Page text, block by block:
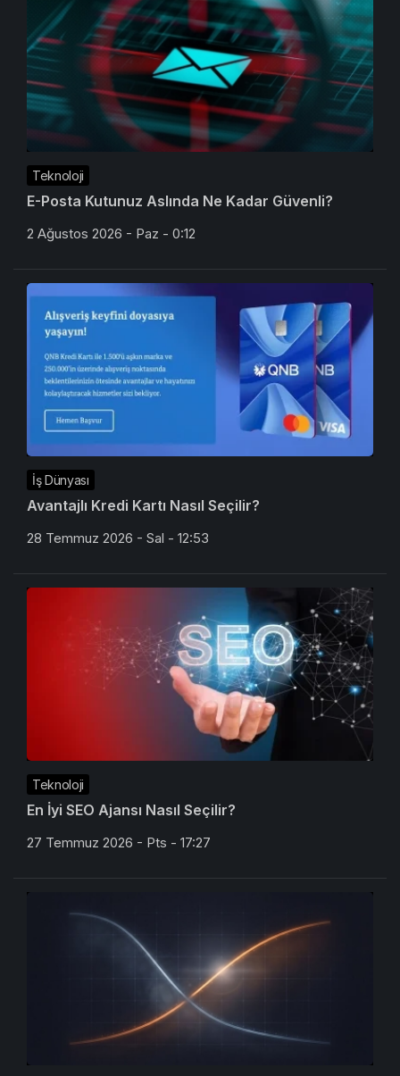
Teknoloji
E-Posta Kutunuz Aslında Ne Kadar Güvenli?
2 Ağustos 2026 - Paz - 0:12
İş Dünyası
Avantajlı Kredi Kartı Nasıl Seçilir?
28 Temmuz 2026 - Sal - 12:53
Teknoloji
En İyi SEO Ajansı Nasıl Seçilir?
27 Temmuz 2026 - Pts - 17:27